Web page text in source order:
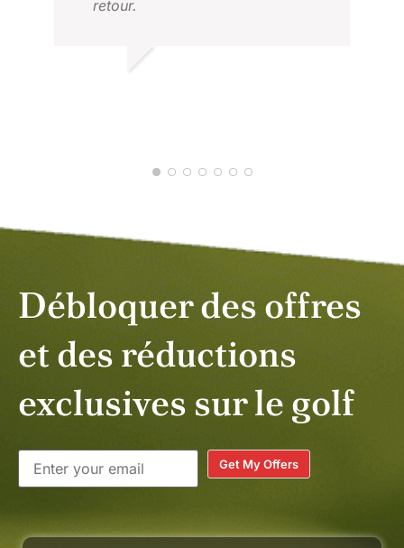
retour.
Débloquer des offres
et des réductions
exclusives sur le golf
Get My Offers